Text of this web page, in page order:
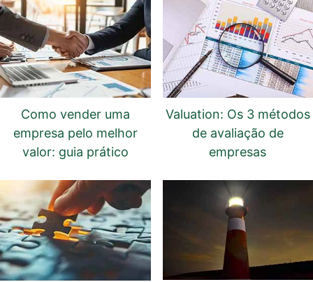
Como vender uma
empresa pelo melhor
valor: guia prático
Valuation: Os 3 métodos
de avaliação de
empresas